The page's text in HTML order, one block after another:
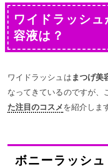
ワイドラッシ
容液は？
ワイドラッシュは まつげ美
なってきているのですが、
た注目のコスメ を紹介しま
ボニーラッシュ